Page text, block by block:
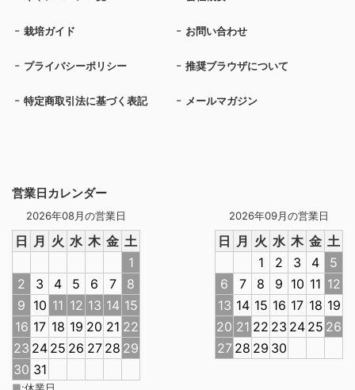
営業日カレンダー
2026年08月の営業日
日 月 火 水 木 金 土
1
2
3 4 5 6 7
8
9 10 11 12 13 14 15
16 17 18 19 20 21 22
23 24 25 26 27 28 29
30 31
2026年09月の営業日
日 月 火 水 木 金 土
1
2 3 4
5
6
7 8 9 10 11 12
13 14 15 16 17 18 19
20 21 22 23 24 25 26
27 28 29 30
栽培ガイド お問い合わせ
プライバシーポリシー 推奨ブラウザについて
特定商取引法に基づく表記 メールマガジン